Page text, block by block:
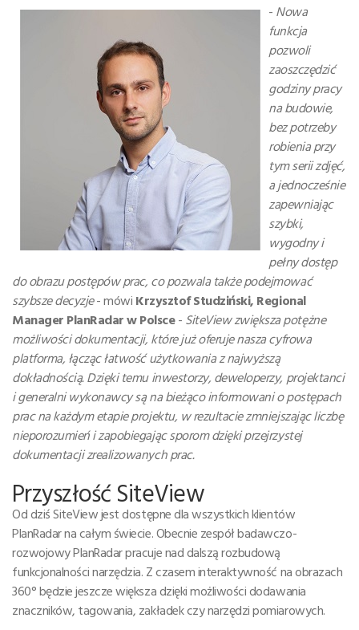
- Nowa
funkcja
pozwoli
zaoszczędzić
godziny pracy
na budowie,
bez potrzeby
robienia przy
tym serii zdjęć,
a jednocześnie
zapewniając
szybki,
wygodny i
pełny dostęp
do obrazu postępów prac, co pozwala także podejmować
szybsze decyzje- mówi Krzysztof Studziński, Regional
Manager PlanRadar w Polsce- SiteView zwiększa potężne
możliwości dokumentacji, które już oferuje nasza cyfrowa
platforma, łącząc łatwość użytkowania z najwyższą
dokładnością. Dzięki temu inwestorzy, deweloperzy, projektanci
i generalni wykonawcy są na bieżąco informowani o postępach
prac na każdym etapie projektu, w rezultacie zmniejszając liczbę
nieporozumień i zapobiegając sporom dzięki przejrzystej
dokumentacji zrealizowanych prac.
Przyszłość SiteView
Od dziś SiteView jest dostępne dla wszystkich klientów
PlanRadar na całym świecie. Obecnie zespół badawczo-
rozwojowy PlanRadar pracuje nad dalszą rozbudową
funkcjonalności narzędzia. Z czasem interaktywność na obrazach
360° będzie jeszcze większa dzięki możliwości dodawania
znaczników, tagowania, zakładek czy narzędzi pomiarowych.